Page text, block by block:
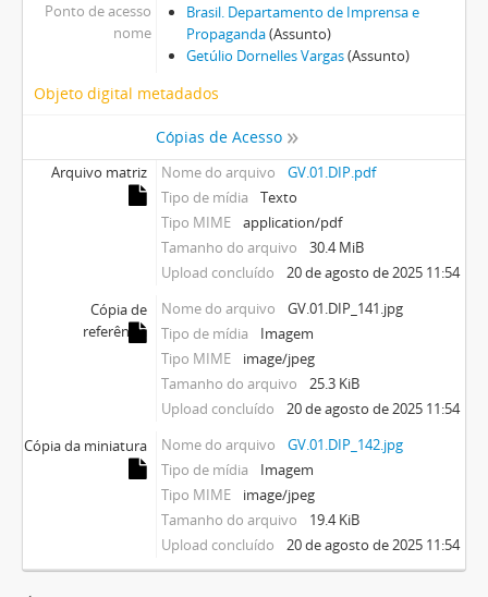
Ponto de acesso
nome
Brasil. Departamento de Imprensa e
Propaganda(Assunto)
Getúlio Dornelles Vargas(Assunto)
Objeto digital metadados
Cópias de Acesso
Arquivo matriz Nome do arquivo
GV.01.DIP.pdf
Tipo de mídia
Texto
Tipo MIME
application/pdf
Tamanho do arquivo
30.4 MiB
Upload concluído
20 de agosto de 2025 11:54
Cópia de
referência
Nome do arquivo
GV.01.DIP_141.jpg
Tipo de mídia
Imagem
Tipo MIME
image/jpeg
Tamanho do arquivo
25.3 KiB
Upload concluído
20 de agosto de 2025 11:54
Cópia da miniatura
Nome do arquivo
GV.01.DIP_142.jpg
Tipo de mídia
Imagem
Tipo MIME
image/jpeg
Tamanho do arquivo
19.4 KiB
Upload concluído
20 de agosto de 2025 11:54